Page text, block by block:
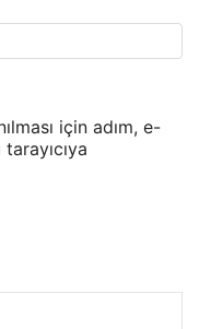
için adım, e-